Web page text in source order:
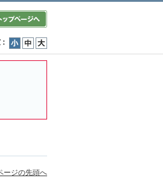
小 中 大
ージの先頭へ